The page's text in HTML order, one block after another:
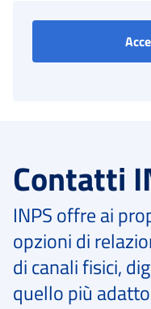
Contatti
INPS offre ai
opzioni di
di canali fisici,
quello più